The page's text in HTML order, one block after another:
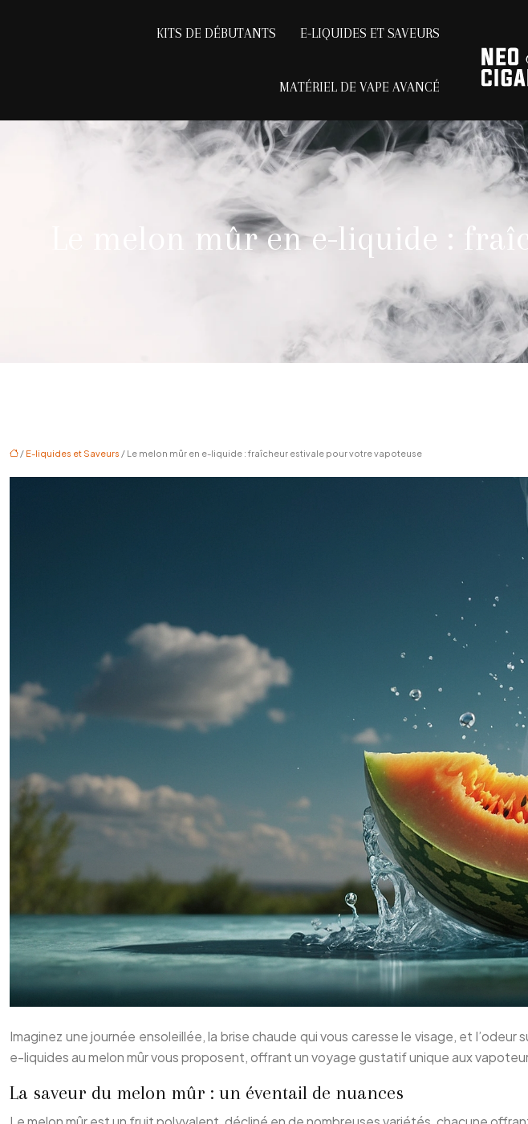
E-LIQUIDES ET SAVEURS
KITS DE DÉBUTANTS
MATÉRIEL DE VAPE AVANCÉ
Le melon mûr en e-liquide :
/ E-liquides et Saveurs / Le melon mûr en e-liquide : fraîcheur estivale pour votre vapoteuse
Imaginez une journée ensoleillée, la brise chaude qui vous caresse le visage, et
e-liquides au melon mûr vous proposent, offrant un voyage gustatif unique aux
La saveur du melon mûr : un éventail de nuances